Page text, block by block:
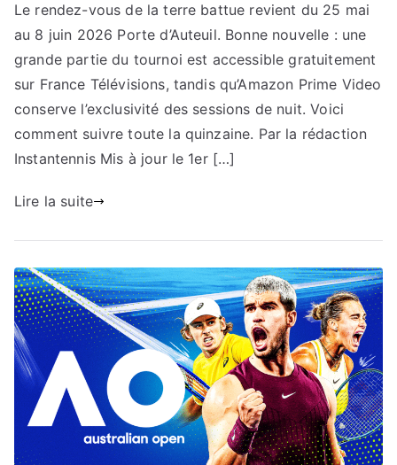
Le rendez-vous de la terre battue revient du 25 mai
au 8 juin 2026 Porte d’Auteuil. Bonne nouvelle : une
grande partie du tournoi est accessible gratuitement
sur France Télévisions, tandis qu’Amazon Prime Video
conserve l’exclusivité des sessions de nuit. Voici
comment suivre toute la quinzaine. Par la rédaction
Instantennis Mis à jour le 1er […]
Lire la suite